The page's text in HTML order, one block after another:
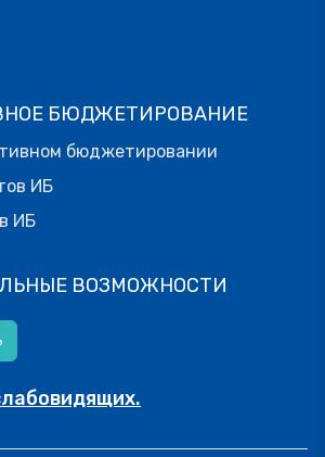
БЮДЖЕТИРОВАНИЕ
бюджетировании
ИБ
ИБ
ВОЗМОЖНОСТИ